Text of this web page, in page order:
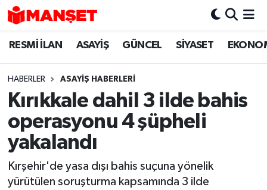
RESMİ İLAN ASAYİŞ GÜNCEL SİYASET
HABERLER ASAYİŞ HABERLERİ
Kırıkkale dahil 3 ilde bahis
operasyonu 4 şüpheli
yakalandı
Kırşehir'de yasa dışı bahis suçuna yönelik
yürütülen soruşturma kapsamında 3 ilde
Hava Durumu
Trafik Durumu
Süper Lig Puan Durumu ve Fikstür
Tüm Manşetler
Son Dakika Haberleri